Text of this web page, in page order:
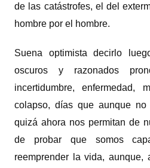
de las catástrofes, el del
hombre por el hombre.
Suena optimista decirlo
oscuros y razonados
incertidumbre, enfermedad,
colapso, días que aunque
quizá ahora nos permitan de
de probar que somos
reemprender la vida,